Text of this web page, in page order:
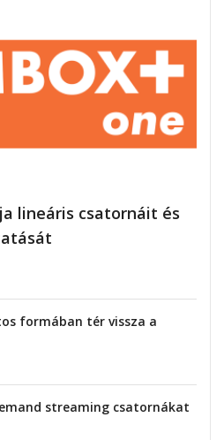
lineáris csatornáit és
formában tér vissza a
streaming csatornákat